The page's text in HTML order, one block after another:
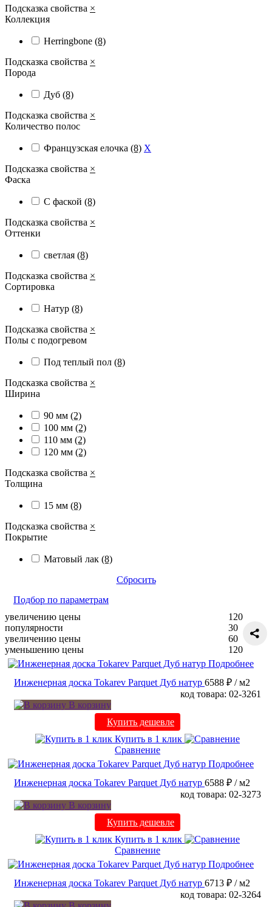
Подсказка свойства ×
Коллекция
Herringbone (8)
Подсказка свойства ×
Порода
Дуб (8)
Подсказка свойства ×
Количество полос
Французская елочка (8) X
Подсказка свойства ×
Фаска
С фаской (8)
Подсказка свойства ×
Оттенки
светлая (8)
Подсказка свойства ×
Сортировка
Натур (8)
Подсказка свойства ×
Полы с подогревом
Под теплый пол (8)
Подсказка свойства ×
Ширина
90 мм (2)
100 мм (2)
110 мм (2)
120 мм (2)
Подсказка свойства ×
Толщина
15 мм (8)
Подсказка свойства ×
Покрытие
Матовый лак (8)
Сбросить
Подбор по параметрам
увеличению цены
популярности
увеличению цены
уменьшению цены
120
30
60
120
Подробнее
Инженерная доска Tokarev Parquet Дуб натур 6588 ₽ / м2
код товара: 02-3261
В корзину
Купить дешевле
Купить в 1 клик
Сравнение
Подробнее
Инженерная доска Tokarev Parquet Дуб натур 6588 ₽ / м2
код товара: 02-3273
В корзину
Купить дешевле
Купить в 1 клик
Сравнение
Подробнее
Инженерная доска Tokarev Parquet Дуб натур 6713 ₽ / м2
код товара: 02-3264